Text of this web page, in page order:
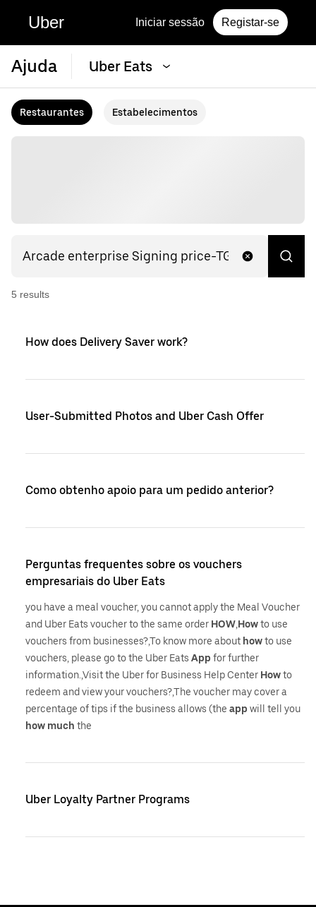
Uber Iniciar sessão Registar-se
Ajuda Uber Eats
Restaurantes Estabelecimentos
5 results
How does Delivery Saver work?
User-Submitted Photos and Uber Cash Offer
Como obtenho apoio para um pedido anterior?
Perguntas frequentes sobre os vouchers
empresariais do Uber Eats
you have a meal voucher, you cannot apply the Meal Voucher
and Uber Eats voucher to the same order HOW Howto use
vouchers from businesses?,To know more about howto use
vouchers, please go to the Uber Eats App for further
information.,Visit the Uber for Business Help Center Howto
redeem and view your vouchers?,The voucher may cover a
percentage of tips if the business allows (the app will tell you
how much the
Uber Loyalty Partner Programs